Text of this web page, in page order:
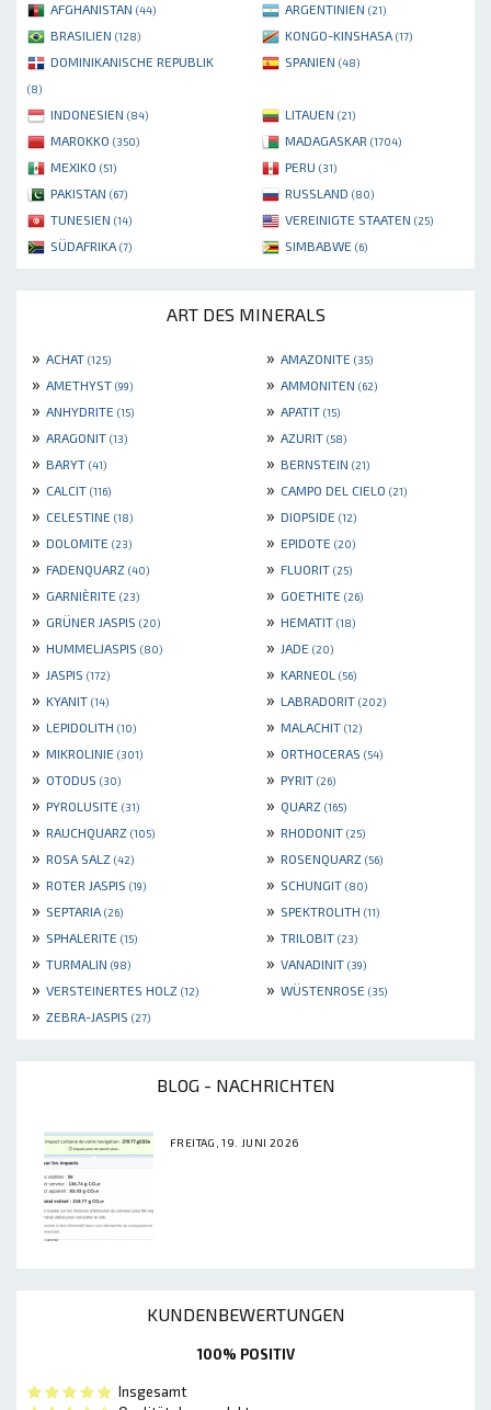
AFGHANISTAN (44) ARGENTINIEN (21)
BRASILIEN (128) KONGO-KINSHASA (17)
DOMINIKANISCHE REPUBLIK
(8)
SPANIEN (48)
INDONESIEN (84) LITAUEN (21)
MAROKKO (350) MADAGASKAR (1704)
MEXIKO (51) PERU (31)
PAKISTAN (67) RUSSLAND (80)
TUNESIEN (14) VEREINIGTE STAATEN (25)
SÜDAFRIKA (7) SIMBABWE (6)
ART DES MINERALS
» ACHAT (125) » AMAZONITE (35)
» AMETHYST (99) » AMMONITEN (62)
» ANHYDRITE (15) » APATIT (15)
» ARAGONIT (13) » AZURIT (58)
» BARYT (41) » BERNSTEIN (21)
» CALCIT (116) » CAMPO DEL CIELO (21)
» CELESTINE (18) » DIOPSIDE (12)
» DOLOMITE (23) » EPIDOTE (20)
» FADENQUARZ (40) » FLUORIT (25)
» GARNIÈRITE (23) » GOETHITE (26)
» GRÜNER JASPIS (20) » HEMATIT (18)
» HUMMELJASPIS (80) » JADE (20)
» JASPIS (172) » KARNEOL (56)
» KYANIT (14) » LABRADORIT (202)
» LEPIDOLITH (10) » MALACHIT (12)
» MIKROLINIE (301) » ORTHOCERAS (54)
» OTODUS (30) » PYRIT (26)
» PYROLUSITE (31) » QUARZ (165)
» RAUCHQUARZ (105) » RHODONIT (25)
» ROSA SALZ (42) » ROSENQUARZ (56)
» ROTER JASPIS (19) » SCHUNGIT (80)
» SEPTARIA (26) » SPEKTROLITH (11)
» SPHALERITE (15) » TRILOBIT (23)
» TURMALIN (98) » VANADINIT (39)
» VERSTEINERTES HOLZ (12) » WÜSTENROSE (35)
» ZEBRA-JASPIS (27)
BLOG - NACHRICHTEN
FREITAG, 19. JUNI 2026
KUNDENBEWERTUNGEN
100% POSITIV
Insgesamt